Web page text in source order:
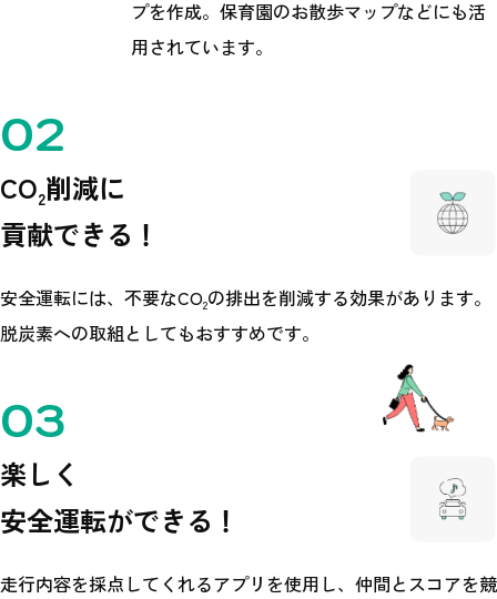
プを作成。保育園のお散歩マップなどにも活
用されています。
CO2削減に
貢献できる！
安全運転には、不要なCO2の排出を削減する効果があります。
脱炭素への取組としてもおすすめです。
楽しく
安全運転ができる！
走行内容を採点してくれるアプリを使用し、仲間とスコアを競